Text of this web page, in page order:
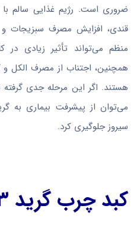
ضروری است. رژیم غذایی سالم
قندی، افزایش مصرف سبزیجات
منظم می‌تواند تأثیر زیادی
همچنین، اجتناب از مصرف الکل و
هستند. اگر این مرحله جدی گرفته
سیروز جلوگیری کرد.
کبد چرب گرید ۳